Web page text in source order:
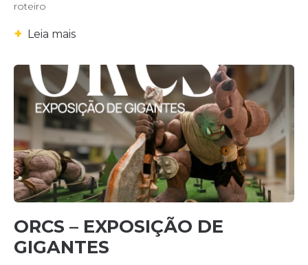
roteiro
+ Leia mais
ORCS – EXPOSIÇÃO DE
GIGANTES